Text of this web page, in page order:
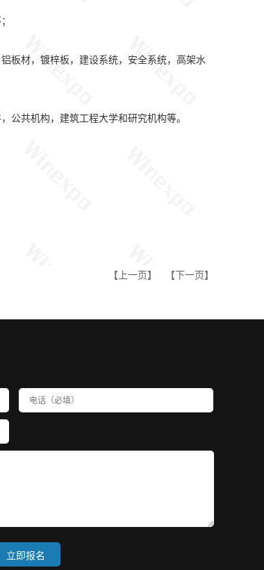
板材，镀梓板，建设系统，安全系统，高架水
公共机构，建筑工程大学和研究机构等。
【上一页】 【下一页】